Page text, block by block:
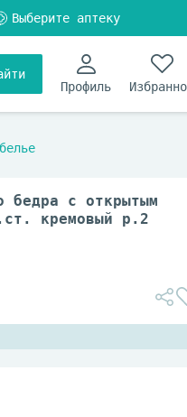
Профиль
бедра с открытым
кремовый р.2